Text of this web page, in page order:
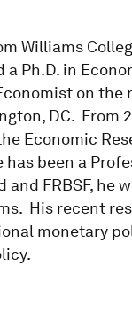
Williams
Ph.D. in
on
DC. From
Economic
has been a
FRBSF, he
His recent
monetary